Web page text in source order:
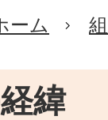
ーム
緯